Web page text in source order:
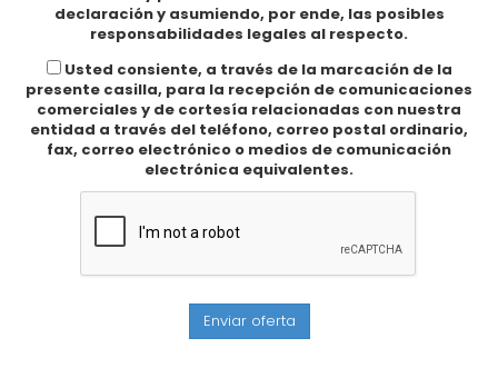
declaración y asumiendo, por ende, las posibles
responsabilidades legales al respecto.
Usted consiente, a través de la marcación de la
presente casilla, para la recepción de comunicaciones
comerciales y de cortesía relacionadas con nuestra
entidad a través del teléfono, correo postal ordinario,
fax, correo electrónico o medios de comunicación
electrónica equivalentes.